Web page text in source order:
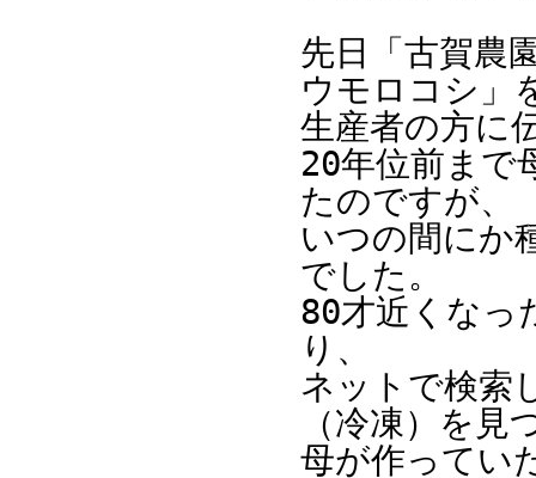
先日「古賀農
ウモロコシ」
生産者の方に
20年位前まで
たのですが、
いつの間にか
でした。
80才近くなっ
り、
ネットで検索
（冷凍）を
母が作ってい